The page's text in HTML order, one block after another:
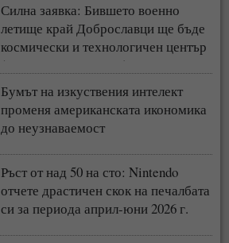
Силна заявка: Бившето военно
летище край Доброславци ще бъде
космически и технологичен център
(СНИМКИ + ВИДЕО)
Бумът на изкуствения интелект
променя американската икономика
до неузнаваемост
Ръст от над 50 на сто: Nintendo
отчете драстичен скок на печалбата
си за периода април-юни 2026 г.